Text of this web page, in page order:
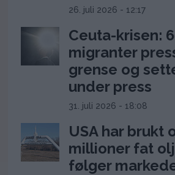
26. juli 2026 - 12:17
Ceuta-krisen:
migranter
grense og
under press
31. juli 2026 - 18:08
USA har brukt
millioner fat
følger